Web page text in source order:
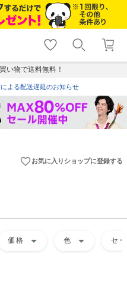
shopping_cart lock_outline
ログイン
い物で送料無料！
よる配送遅延のお知らせ
favorite_borderお気に入りショップに登録する
価格 arrow_drop_down 色 arrow_drop_down セ